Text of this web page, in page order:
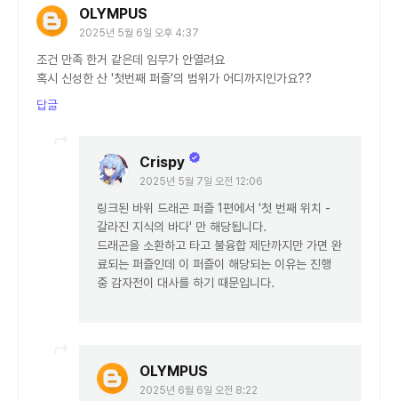
OLYMPUS
2025년 5월 6일 오후 4:37
조건 만족 한거 같은데 임무가 안열려요
혹시 신성한 산 '첫번째 퍼즐'의 범위가 어디까지인가요??
답글
Crispy
2025년 5월 7일 오전 12:06
링크된 바위 드래곤 퍼즐 1편에서 '첫 번째 위치 -
갈라진 지식의 바다' 만 해당됩니다.
드래곤을 소환하고 타고 불융합 제단까지만 가면 완
료되는 퍼즐인데 이 퍼즐이 해당되는 이유는 진행
중 감자전이 대사를 하기 때문입니다.
OLYMPUS
2025년 6월 6일 오전 8:22